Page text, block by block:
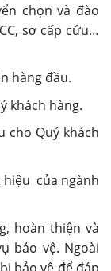
chọn và đào
sơ cấp cứu…
hàng đầu.
khách hàng.
cho Quý khách
của ngành
hoàn thiện và
bảo vệ. Ngoài
bảo vệ để đáp